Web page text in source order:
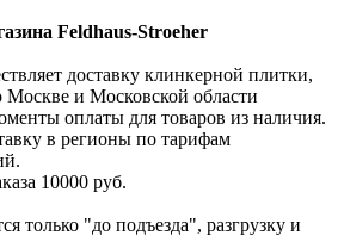
Feldhaus-Stroeher
доставку клинкерной плитки,
Москве и Московской области
оплаты для товаров из наличия.
в регионы по тарифам
10000 руб.
только "до подъезда", разгрузку и